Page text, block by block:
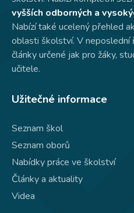
vyšších odborných a
Nabízí také ucelený přehled
oblasti školství. V neposlední
články určené jak pro žáky,
učitele.
Užitečné informace
Seznam škol
Seznam oborů
Nabídky práce ve školství
Články a aktuality
Videa